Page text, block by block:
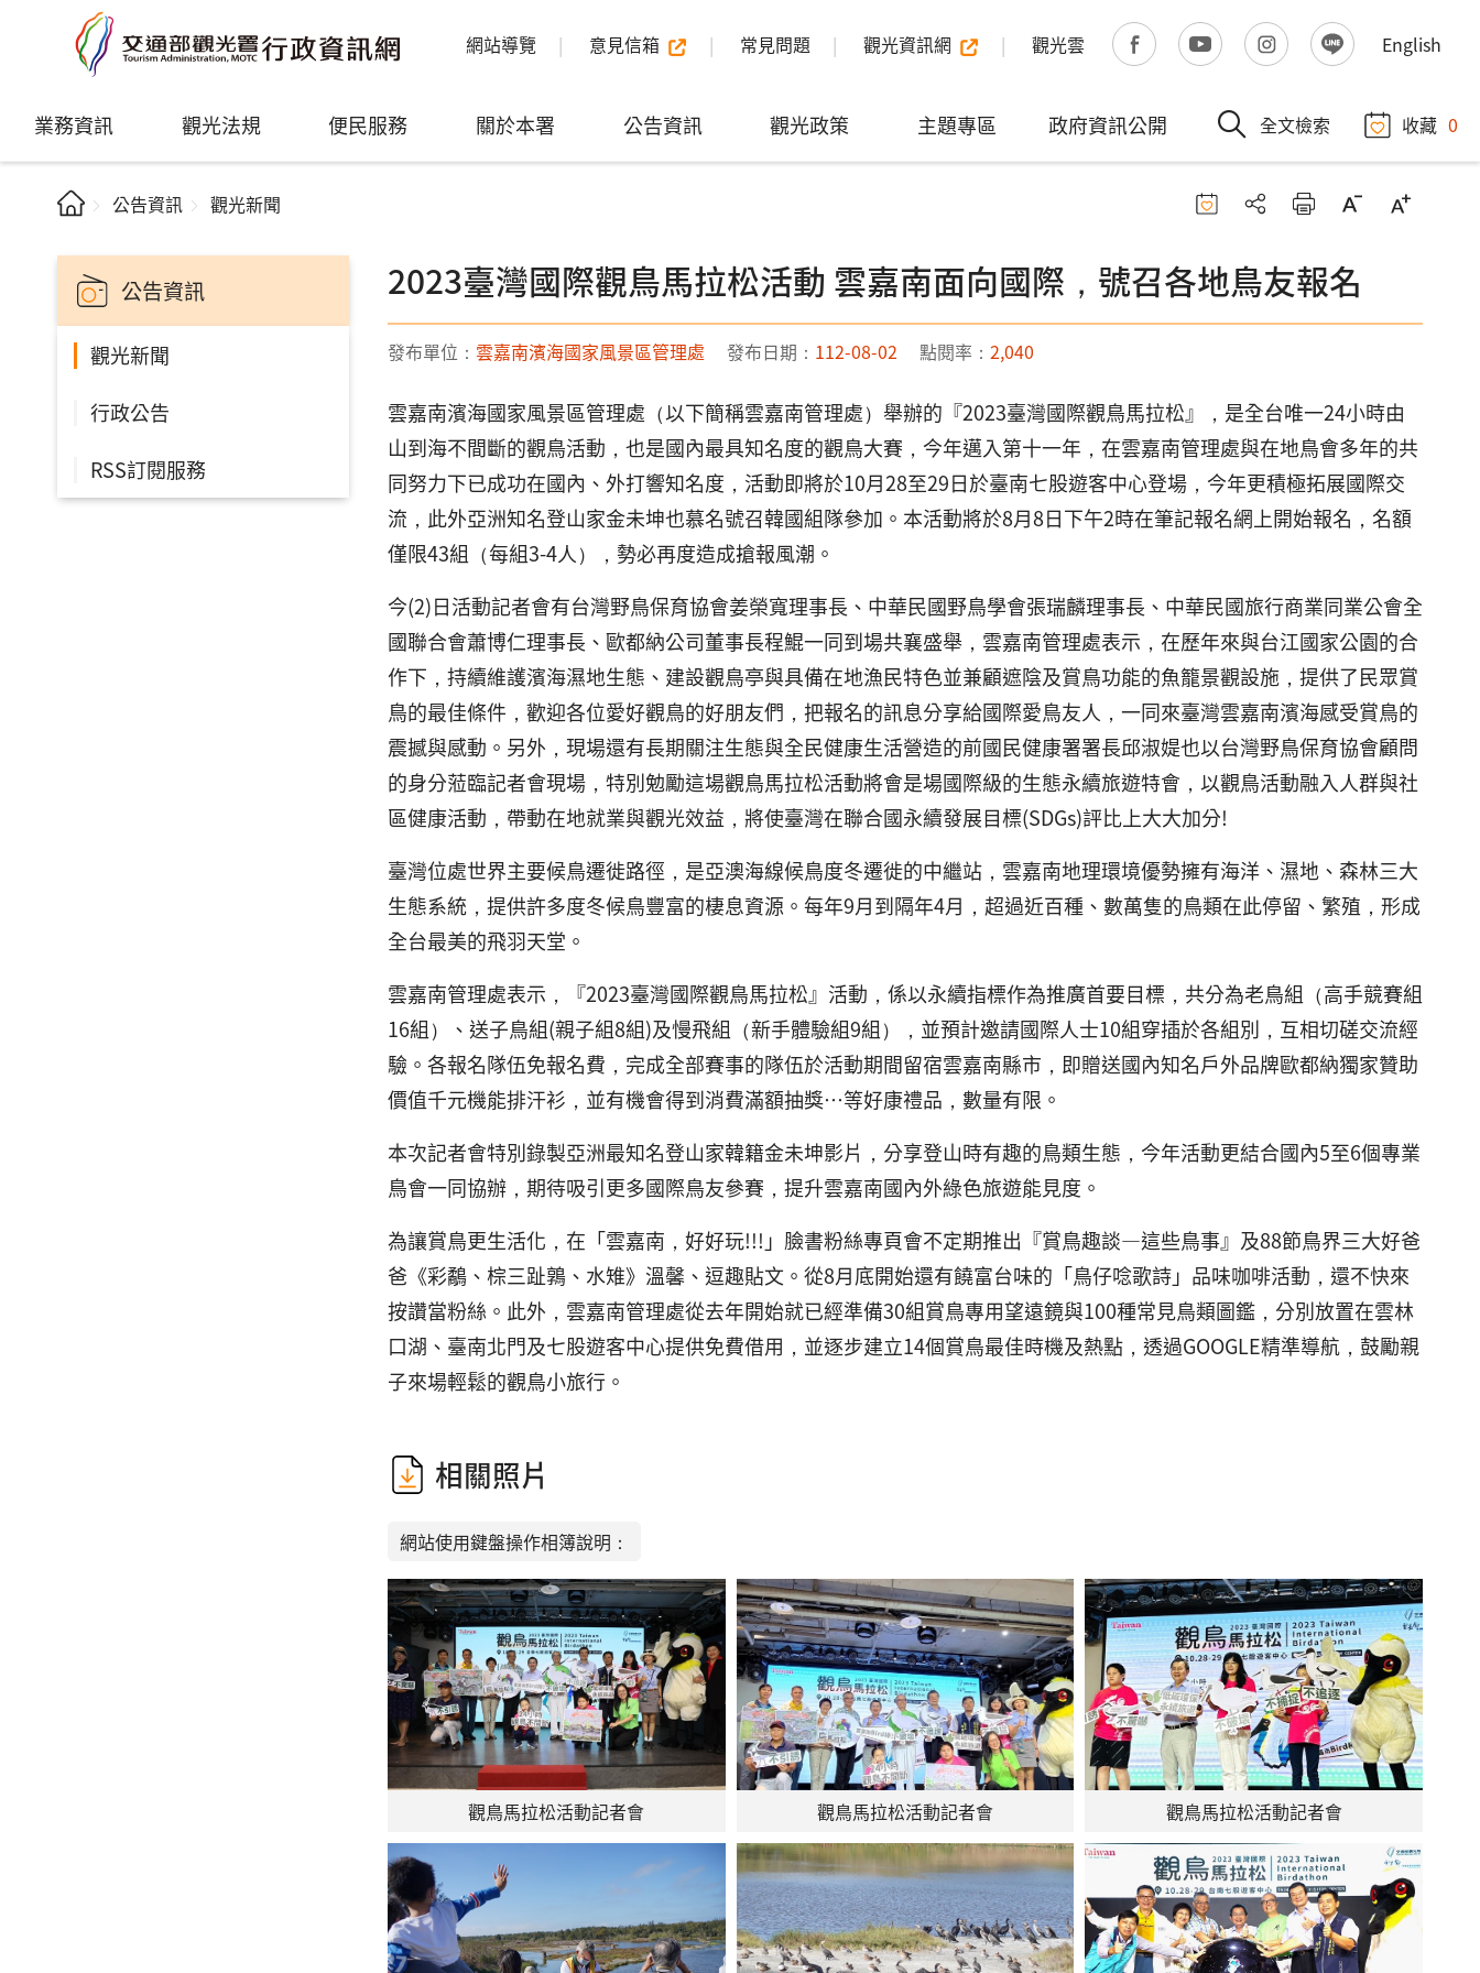
網站導覽 意見信箱 常見問題 觀光資訊網 觀光雲 English
業務資訊 觀光法規 便民服務 關於本署 公告資訊 觀光政策 主題專區 政府資訊公開 全文檢索 收藏 0
公告資訊 觀光新聞
公告資訊
觀光新聞
行政公告
RSS訂閱服務
2023臺灣國際觀鳥馬拉松活動 雲嘉南面向國際，號召各地鳥友報名
發布單位： 雲嘉南濱海國家風景區管理處 發布日期： 112-08-02 點閱率： 2,040
雲嘉南濱海國家風景區管理處（以下簡稱雲嘉南管理處）舉辦的『2023臺灣國際觀鳥馬拉松』，是全台唯一24小時由
山到海不間斷的觀鳥活動，也是國內最具知名度的觀鳥大賽，今年邁入第十一年，在雲嘉南管理處與在地鳥會多年的共
同努力下已成功在國內、外打響知名度，活動即將於10月28至29日於臺南七股遊客中心登場，今年更積極拓展國際交
流，此外亞洲知名登山家金未坤也慕名號召韓國組隊參加。本活動將於8月8日下午2時在筆記報名網上開始報名，名額
僅限43組（每組3-4人），勢必再度造成搶報風潮。
今(2)日活動記者會有台灣野鳥保育協會姜榮寬理事長、中華民國野鳥學會張瑞麟理事長、中華民國旅行商業同業公會全
國聯合會蕭博仁理事長、歐都納公司董事長程鯤一同到場共襄盛舉，雲嘉南管理處表示，在歷年來與台江國家公園的合
作下，持續維護濱海濕地生態、建設觀鳥亭與具備在地漁民特色並兼顧遮陰及賞鳥功能的魚籠景觀設施，提供了民眾賞
鳥的最佳條件，歡迎各位愛好觀鳥的好朋友們，把報名的訊息分享給國際愛鳥友人，一同來臺灣雲嘉南濱海感受賞鳥的
震撼與感動。另外，現場還有長期關注生態與全民健康生活營造的前國民健康署署長邱淑媞也以台灣野鳥保育協會顧問
的身分蒞臨記者會現場，特別勉勵這場觀鳥馬拉松活動將會是場國際級的生態永續旅遊特會，以觀鳥活動融入人群與社
區健康活動，帶動在地就業與觀光效益，將使臺灣在聯合國永續發展目標(SDGs)評比上大大加分!
臺灣位處世界主要候鳥遷徙路徑，是亞澳海線候鳥度冬遷徙的中繼站，雲嘉南地理環境優勢擁有海洋、濕地、森林三大
生態系統，提供許多度冬候鳥豐富的棲息資源。每年9月到隔年4月，超過近百種、數萬隻的鳥類在此停留、繁殖，形成
全台最美的飛羽天堂。
雲嘉南管理處表示，『2023臺灣國際觀鳥馬拉松』活動，係以永續指標作為推廣首要目標，共分為老鳥組（高手競賽組
16組）、送子鳥組(親子組8組)及慢飛組（新手體驗組9組），並預計邀請國際人士10組穿插於各組別，互相切磋交流經
驗。各報名隊伍免報名費，完成全部賽事的隊伍於活動期間留宿雲嘉南縣市，即贈送國內知名戶外品牌歐都納獨家贊助
價值千元機能排汗衫，並有機會得到消費滿額抽獎…等好康禮品，數量有限。
本次記者會特別錄製亞洲最知名登山家韓籍金未坤影片，分享登山時有趣的鳥類生態，今年活動更結合國內5至6個專業
鳥會一同協辦，期待吸引更多國際鳥友參賽，提升雲嘉南國內外綠色旅遊能見度。
為讓賞鳥更生活化，在「雲嘉南，好好玩!!!」臉書粉絲專頁會不定期推出『賞鳥趣談—這些鳥事』及88節鳥界三大好爸
爸《彩鷸、棕三趾鶉、水雉》溫馨、逗趣貼文。從8月底開始還有饒富台味的「鳥仔唸歌詩」品味咖啡活動，還不快來
按讚當粉絲。此外，雲嘉南管理處從去年開始就已經準備30組賞鳥專用望遠鏡與100種常見鳥類圖鑑，分別放置在雲林
口湖、臺南北門及七股遊客中心提供免費借用，並逐步建立14個賞鳥最佳時機及熱點，透過GOOGLE精準導航，鼓勵親
子來場輕鬆的觀鳥小旅行。
相關照片
網站使用鍵盤操作相簿說明：
觀鳥馬拉松活動記者會 觀鳥馬拉松活動記者會 觀鳥馬拉松活動記者會